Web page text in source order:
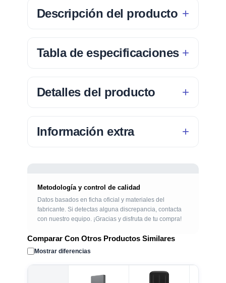
Descripción del producto
Tabla de especificaciones
Detalles del producto
Información extra
Metodología y control de calidad
Datos basados en ficha oficial y materiales del
fabricante. Si detectas alguna discrepancia, contacta
con nuestro equipo. ¡Gracias y disfruta de tu compra!
Comparar Con Otros Productos Similares
Mostrar diferencias